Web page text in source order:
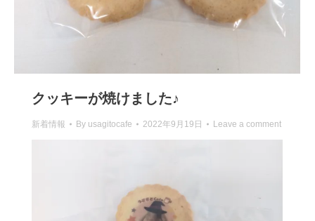
クッキーが焼けました♪
新着情報 By usagitocafe 2022年9月19日 Leave a comment